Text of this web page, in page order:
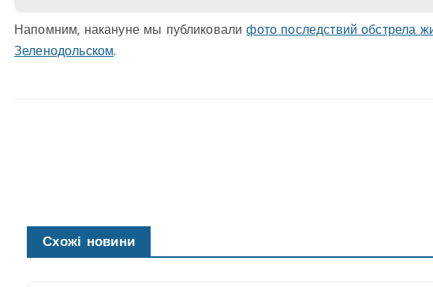
Напомним, накануне мы публиковалифото последствий обстрела
Зеленодольском.
Схожі новини